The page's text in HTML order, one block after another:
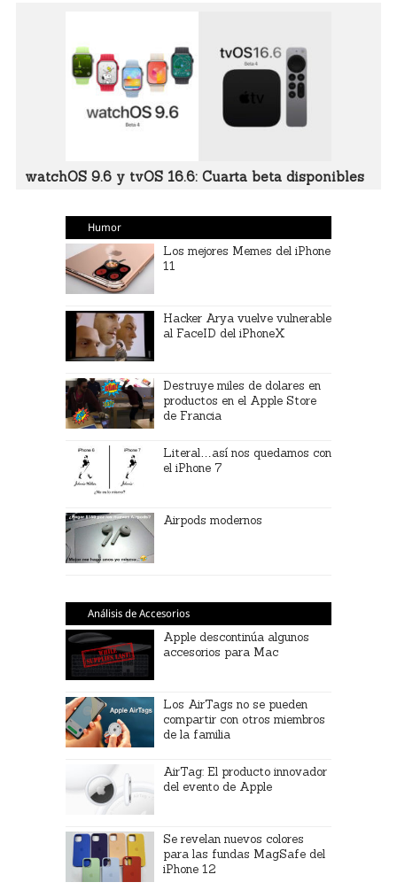
watchOS 9.6 y tvOS 16.6: Cuarta beta disponibles
Humor
Los mejores Memes del iPhone
11
Hacker Arya vuelve vulnerable
al FaceID del iPhoneX
Destruye miles de dolares en
productos en el Apple Store
de Francia
Literal…así nos quedamos con
el iPhone 7
Airpods modernos
Análisis de Accesorios
Apple descontinúa algunos
accesorios para Mac
Los AirTags no se pueden
compartir con otros miembros
de la familia
AirTag: El producto innovador
del evento de Apple
Se revelan nuevos colores
para las fundas MagSafe del
iPhone 12